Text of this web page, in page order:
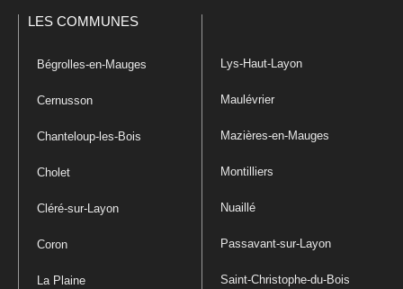
LES COMMUNES
Bégrolles-en-Mauges
Cernusson
Chanteloup-les-Bois
Cholet
Cléré-sur-Layon
Coron
La Plaine
Lys-Haut-Layon
Maulévrier
Mazières-en-Mauges
Montilliers
Nuaillé
Passavant-sur-Layon
Saint-Christophe-du-Bois